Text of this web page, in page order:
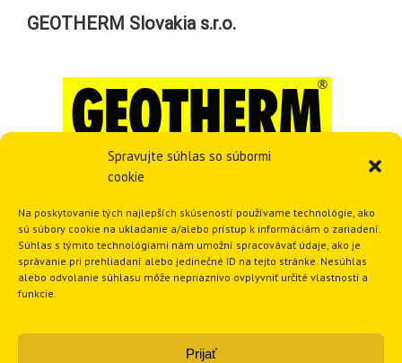
Spravujte súhlas so súbormi
cookie
Na poskytovanie tých najlepších skúseností používame technológie, ako
sú súbory cookie na ukladanie a/alebo prístup k informáciám o zariadení.
Súhlas s týmito technológiami nám umožní spracovávať údaje, ako je
správanie pri prehliadaní alebo jedinečné ID na tejto stránke. Nesúhlas
alebo odvolanie súhlasu môže nepriaznivo ovplyvniť určité vlastnosti a
funkcie.
Prijať
GEOTHERM Slovakia s.r.o.
Ružindolská 16
917 01 Trnava
Slovenská republika
Tel.: +421 33 551 1819
E-mail: